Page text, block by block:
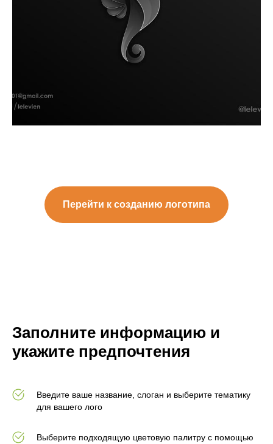
Перейти к созданию логотипа
Заполните информацию и
укажите предпочтения
Введите ваше название, слоган и выберите тематику
для вашего лого
Выберите подходящую цветовую палитру с помощью